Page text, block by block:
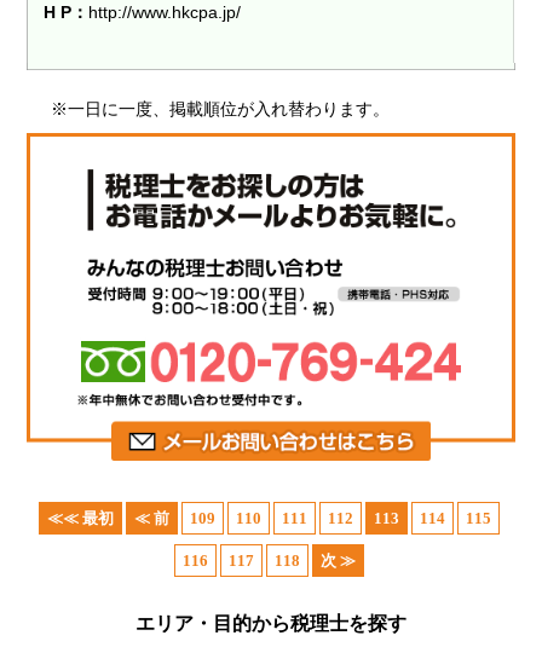
H P： http://www.hkcpa.jp/
※一日に一度、掲載順位が入れ替わります。
≪≪ 最初 ≪ 前 109 110 111 112 113 114 115
116 117 118 次 ≫
エリア・目的から税理士を探す